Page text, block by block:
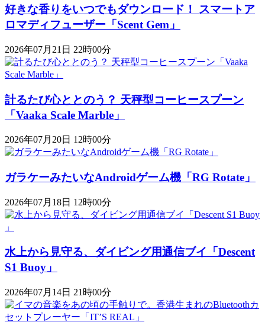
好きな香りをいつでもダウンロード！ スマートア
ロマディフューザー「Scent Gem」
2026年07月21日 22時00分
計るたび心ととのう？ 天秤型コーヒースプーン
「Vaaka Scale Marble」
2026年07月20日 12時00分
ガラケーみたいなAndroidゲーム機「RG Rotate」
2026年07月18日 12時00分
水上から見守る、ダイビング用通信ブイ「Descent
S1 Buoy​​」
2026年07月14日 21時00分